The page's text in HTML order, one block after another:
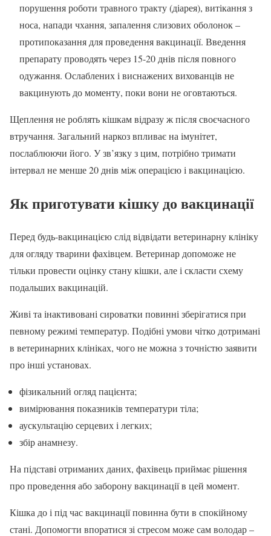
порушення роботи травного тракту (діарея), витікання з
носа, напади чхання, запалення слизових оболонок –
протипоказання для проведення вакцинації. Введення
препарату проводять через 15-20 днів після повного
одужання. Ослаблених і виснажених вихованців не
вакцинують до моменту, поки вони не оговтаються.
Щеплення не роблять кішкам відразу ж після своєчасного
втручання. Загальний наркоз впливає на імунітет,
послаблюючи його. У зв’язку з цим, потрібно тримати
інтервал не менше 20 днів між операцією і вакцинацією.
Як приготувати кішку до вакцинації
Перед будь-вакцинацією слід відвідати ветеринарну клініку
для огляду тварини фахівцем. Ветеринар допоможе не
тільки провести оцінку стану кішки, але і скласти схему
подальших вакцинацій.
Живі та інактивовані сироватки повинні зберігатися при
певному режимі температур. Подібні умови чітко дотримані
в ветеринарних клініках, чого не можна з точністю заявити
про інші установах.
фізикальний огляд пацієнта;
вимірювання показників температури тіла;
аускультацію серцевих і легких;
збір анамнезу.
На підставі отриманих даних, фахівець приймає рішення
про проведення або заборону вакцинації в цей момент.
Кішка до і під час вакцинації повинна бути в спокійному
стані. Допомогти впоратися зі стресом може сам володар –